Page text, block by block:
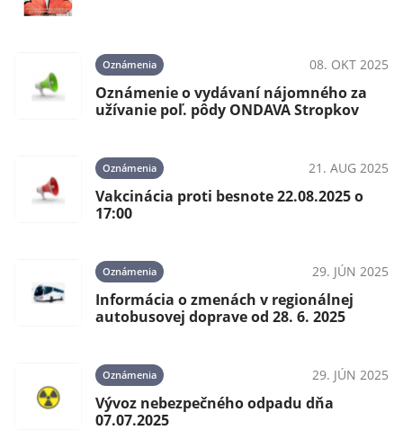
Oznámenia 08. OKT 2025
Oznámenie o vydávaní nájomného za
užívanie poľ. pôdy ONDAVA Stropkov
Oznámenia 21. AUG 2025
Vakcinácia proti besnote 22.08.2025 o
17:00
Oznámenia 29. JÚN 2025
Informácia o zmenách v regionálnej
autobusovej doprave od 28. 6. 2025
Oznámenia 29. JÚN 2025
Vývoz nebezpečného odpadu dňa
07.07.2025